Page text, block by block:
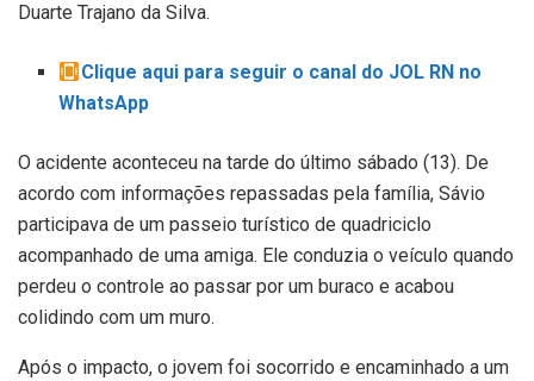
Duarte Trajano da Silva.
Clique aqui para seguir o canal do JOL RN no
WhatsApp
O acidente aconteceu na tarde do último sábado (13). De
acordo com informações repassadas pela família, Sávio
participava de um passeio turístico de quadriciclo
acompanhado de uma amiga. Ele conduzia o veículo quando
perdeu o controle ao passar por um buraco e acabou
colidindo com um muro.
Após o impacto, o jovem foi socorrido e encaminhado a um